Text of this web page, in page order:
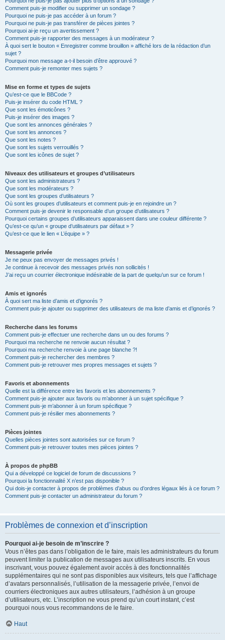
Comment puis-je modifier ou supprimer un sondage ?
Pourquoi ne puis-je pas accéder à un forum ?
Pourquoi ne puis-je pas transférer de pièces jointes ?
Pourquoi ai-je reçu un avertissement ?
Comment puis-je rapporter des messages à un modérateur ?
À quoi sert le bouton « Enregistrer comme brouillon » affiché lors de la rédaction d’un
sujet ?
Pourquoi mon message a-t-il besoin d’être approuvé ?
Comment puis-je remonter mes sujets ?
Mise en forme et types de sujets
Qu’est-ce que le BBCode ?
Puis-je insérer du code HTML ?
Que sont les émoticônes ?
Puis-je insérer des images ?
Que sont les annonces générales ?
Que sont les annonces ?
Que sont les notes ?
Que sont les sujets verrouillés ?
Que sont les icônes de sujet ?
Niveaux des utilisateurs et groupes d’utilisateurs
Que sont les administrateurs ?
Que sont les modérateurs ?
Que sont les groupes d’utilisateurs ?
Où sont les groupes d’utilisateurs et comment puis-je en rejoindre un ?
Comment puis-je devenir le responsable d’un groupe d’utilisateurs ?
Pourquoi certains groupes d’utilisateurs apparaissent dans une couleur différente ?
Qu’est-ce qu’un « groupe d’utilisateurs par défaut » ?
Qu’est-ce que le lien « L’équipe » ?
Messagerie privée
Je ne peux pas envoyer de messages privés !
Je continue à recevoir des messages privés non sollicités !
J’ai reçu un courrier électronique indésirable de la part de quelqu’un sur ce forum !
Amis et ignorés
À quoi sert ma liste d’amis et d’ignorés ?
Comment puis-je ajouter ou supprimer des utilisateurs de ma liste d’amis et d’ignorés ?
Recherche dans les forums
Comment puis-je effectuer une recherche dans un ou des forums ?
Pourquoi ma recherche ne renvoie aucun résultat ?
Pourquoi ma recherche renvoie à une page blanche ?!
Comment puis-je rechercher des membres ?
Comment puis-je retrouver mes propres messages et sujets ?
Favoris et abonnements
Quelle est la différence entre les favoris et les abonnements ?
Comment puis-je ajouter aux favoris ou m’abonner à un sujet spécifique ?
Comment puis-je m’abonner à un forum spécifique ?
Comment puis-je résilier mes abonnements ?
Pièces jointes
Quelles pièces jointes sont autorisées sur ce forum ?
Comment puis-je retrouver toutes mes pièces jointes ?
À propos de phpBB
Qui a développé ce logiciel de forum de discussions ?
Pourquoi la fonctionnalité X n’est pas disponible ?
Qui dois-je contacter à propos de problèmes d’abus ou d’ordres légaux liés à ce forum ?
Comment puis-je contacter un administrateur du forum ?
Problèmes de connexion et d’inscription
Pourquoi ai-je besoin de m’inscrire ?
Vous n’êtes pas dans l’obligation de le faire, mais les administrateurs du forum
peuvent limiter la publication de messages aux utilisateurs inscrits. En vous
inscrivant, vous pouvez également avoir accès à des fonctionnalités
supplémentaires qui ne sont pas disponibles aux visiteurs, tels que l’affichage
d’avatars personnalisés, l’utilisation de la messagerie privée, l’envoi de
courriers électroniques aux autres utilisateurs, l’adhésion à un groupe
d’utilisateurs, etc. L’inscription ne vous prend qu’un court instant, c’est
pourquoi nous vous recommandons de le faire.
Haut